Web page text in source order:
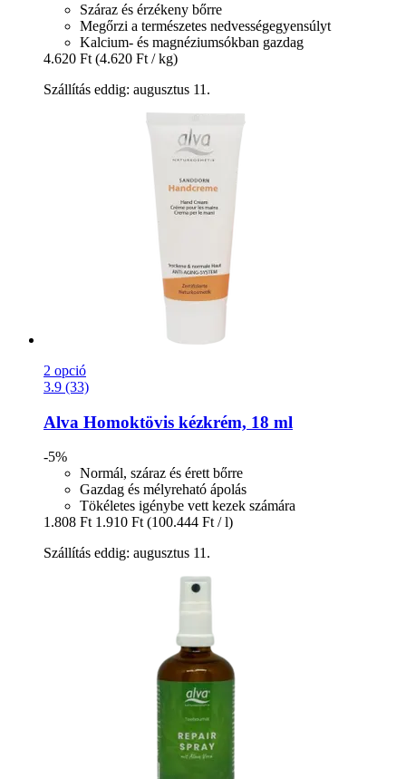
Száraz és érzékeny bőrre
Megőrzi a természetes nedvességegyensúlyt
Kalcium- és magnéziumsókban gazdag
4.620 Ft (4.620 Ft / kg)
Szállítás eddig: augusztus 11.
2 opció
3.9 (33)
Alva Homoktövis kézkrém, 18 ml
-5%
Normál, száraz és érett bőrre
Gazdag és mélyreható ápolás
Tökéletes igénybe vett kezek számára
1.808 Ft 1.910 Ft (100.444 Ft / l)
Szállítás eddig: augusztus 11.